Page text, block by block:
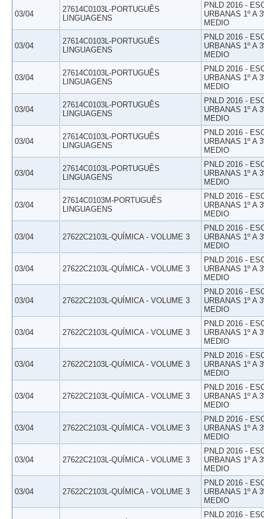
03/04
27614C0103L-PORTUGUÊS
LINGUAGENS
PNLD 2016 -
URBANAS 1º A
MEDIO
03/04
27614C0103L-PORTUGUÊS
LINGUAGENS
PNLD 2016 -
URBANAS 1º A
MEDIO
03/04
27614C0103L-PORTUGUÊS
LINGUAGENS
PNLD 2016 -
URBANAS 1º A
MEDIO
03/04
27614C0103L-PORTUGUÊS
LINGUAGENS
PNLD 2016 -
URBANAS 1º A
MEDIO
03/04
27614C0103L-PORTUGUÊS
LINGUAGENS
PNLD 2016 -
URBANAS 1º A
MEDIO
03/04
27614C0103L-PORTUGUÊS
LINGUAGENS
PNLD 2016 -
URBANAS 1º A
MEDIO
03/04
27614C0103M-PORTUGUÊS
LINGUAGENS
PNLD 2016 -
URBANAS 1º A
MEDIO
03/04 27622C2103L-QUÍMICA - VOLUME 3
PNLD 2016 -
URBANAS 1º A
MEDIO
03/04 27622C2103L-QUÍMICA - VOLUME 3
PNLD 2016 -
URBANAS 1º A
MEDIO
03/04 27622C2103L-QUÍMICA - VOLUME 3
PNLD 2016 -
URBANAS 1º A
MEDIO
03/04 27622C2103L-QUÍMICA - VOLUME 3
PNLD 2016 -
URBANAS 1º A
MEDIO
03/04 27622C2103L-QUÍMICA - VOLUME 3
PNLD 2016 -
URBANAS 1º A
MEDIO
03/04 27622C2103L-QUÍMICA - VOLUME 3
PNLD 2016 -
URBANAS 1º A
MEDIO
03/04 27622C2103L-QUÍMICA - VOLUME 3
PNLD 2016 -
URBANAS 1º A
MEDIO
03/04 27622C2103L-QUÍMICA - VOLUME 3
PNLD 2016 -
URBANAS 1º A
MEDIO
03/04 27622C2103L-QUÍMICA - VOLUME 3
PNLD 2016 -
URBANAS 1º A
MEDIO
PNLD 2016 -